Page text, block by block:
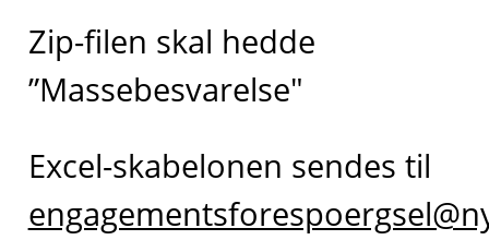
Zip-filen skal hedde
”Massebesvarelse"
Excel-skabelonen sendes til